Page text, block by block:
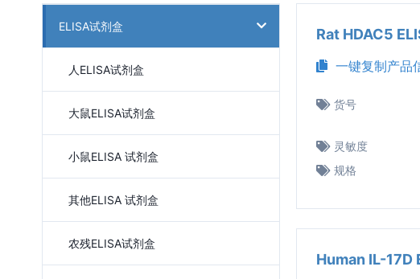
Rat HDAC5
一键复制产品
货号
灵敏度
规格
Human IL-17D
ELISA试剂盒
人ELISA试剂盒
大鼠ELISA试剂盒
小鼠ELISA 试剂盒
其他ELISA 试剂盒
农残ELISA试剂盒